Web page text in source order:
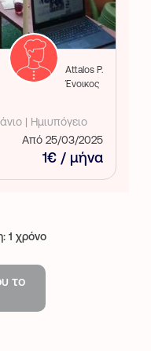
45 m² | 1,5 μπάνια | Ιδιωτικό μπάνιο | Ημιυπόγειο
Από 25/03/2025
Attalos P.
Ένοικος
1€ / μήνα
1 χρόνο
το